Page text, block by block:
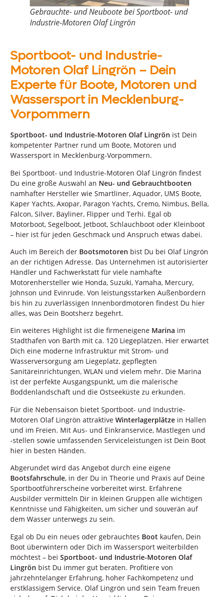
Gebrauchte- und Neuboote bei Sportboot- und
Industrie-Motoren Olaf Lingrön
Sportboot- und Industrie-
Motoren Olaf Lingrön – Dein
Experte für Boote, Motoren und
Wassersport in Mecklenburg-
Vorpommern
Sportboot- und Industrie-Motoren Olaf Lingrön ist Dein
kompetenter Partner rund um Boote, Motoren und
Wassersport in Mecklenburg-Vorpommern.
Bei Sportboot- und Industrie-Motoren Olaf Lingrön findest
Du eine große Auswahl an Neu- und Gebrauchtbooten
namhafter Hersteller wie Smartliner, Aquador, UMS Boote,
Kaper Yachts, Axopar, Paragon Yachts, Cremo, Nimbus, Bella,
Falcon, Silver, Bayliner, Flipper und Terhi. Egal ob
Motorboot, Segelboot, Jetboot, Schlauchboot oder Kleinboot
– hier ist für jeden Geschmack und Anspruch etwas dabei.
Auch im Bereich der Bootsmotoren bist Du bei Olaf Lingrön
an der richtigen Adresse. Das Unternehmen ist autorisierter
Händler und Fachwerkstatt für viele namhafte
Motorenhersteller wie Honda, Suzuki, Yamaha, Mercury,
Johnson und Evinrude. Von leistungsstarken Außenbordern
bis hin zu zuverlässigen Innenbordmotoren findest Du hier
alles, was Dein Bootsherz begehrt.
Ein weiteres Highlight ist die firmeneigene Marina im
Stadthafen von Barth mit ca. 120 Liegeplätzen. Hier erwartet
Dich eine moderne Infrastruktur mit Strom- und
Wasserversorgung am Liegeplatz, gepflegten
Sanitäreinrichtungen, WLAN und vielem mehr. Die Marina
ist der perfekte Ausgangspunkt, um die malerische
Boddenlandschaft und die Ostseeküste zu erkunden.
Für die Nebensaison bietet Sportboot- und Industrie-
Motoren Olaf Lingrön attraktive Winterlagerplätze in Hallen
und im Freien. Mit Aus- und Einkranservice, Mastlegen und
-stellen sowie umfassenden Serviceleistungen ist Dein Boot
hier in besten Händen.
Abgerundet wird das Angebot durch eine eigene
Bootsfahrschule, in der Du in Theorie und Praxis auf Deine
Sportbootführerscheine vorbereitet wirst. Erfahrene
Ausbilder vermitteln Dir in kleinen Gruppen alle wichtigen
Kenntnisse und Fähigkeiten, um sicher und souverän auf
dem Wasser unterwegs zu sein.
Egal ob Du ein neues oder gebrauchtes Boot kaufen, Dein
Boot überwintern oder Dich im Wassersport weiterbilden
möchtest – bei Sportboot- und Industrie-Motoren Olaf
Lingrön bist Du immer gut beraten. Profitiere von
jahrzehntelanger Erfahrung, hoher Fachkompetenz und
erstklassigem Service. Olaf Lingrön und sein Team freuen